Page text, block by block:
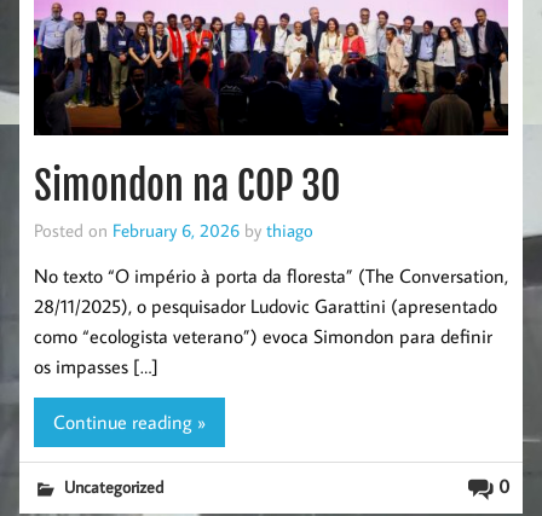
Simondon na COP 30
Posted on February 6, 2026 by thiago
No texto “O império à porta da floresta” (The Conversation,
28/11/2025), o pesquisador Ludovic Garattini (apresentado
como “ecologista veterano”) evoca Simondon para definir
os impasses […]
Continue reading »
0
Uncategorized